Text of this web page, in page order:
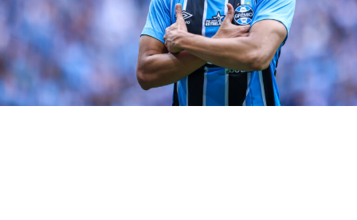
acusar algum problema, a equipe deverá ser a mesma
que iniciou contra o Noia, com exceção do camisa 32.